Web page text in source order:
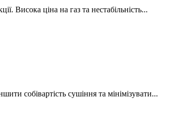
Висока ціна на газ та нестабільність...
собівартість сушіння та мінімізувати...